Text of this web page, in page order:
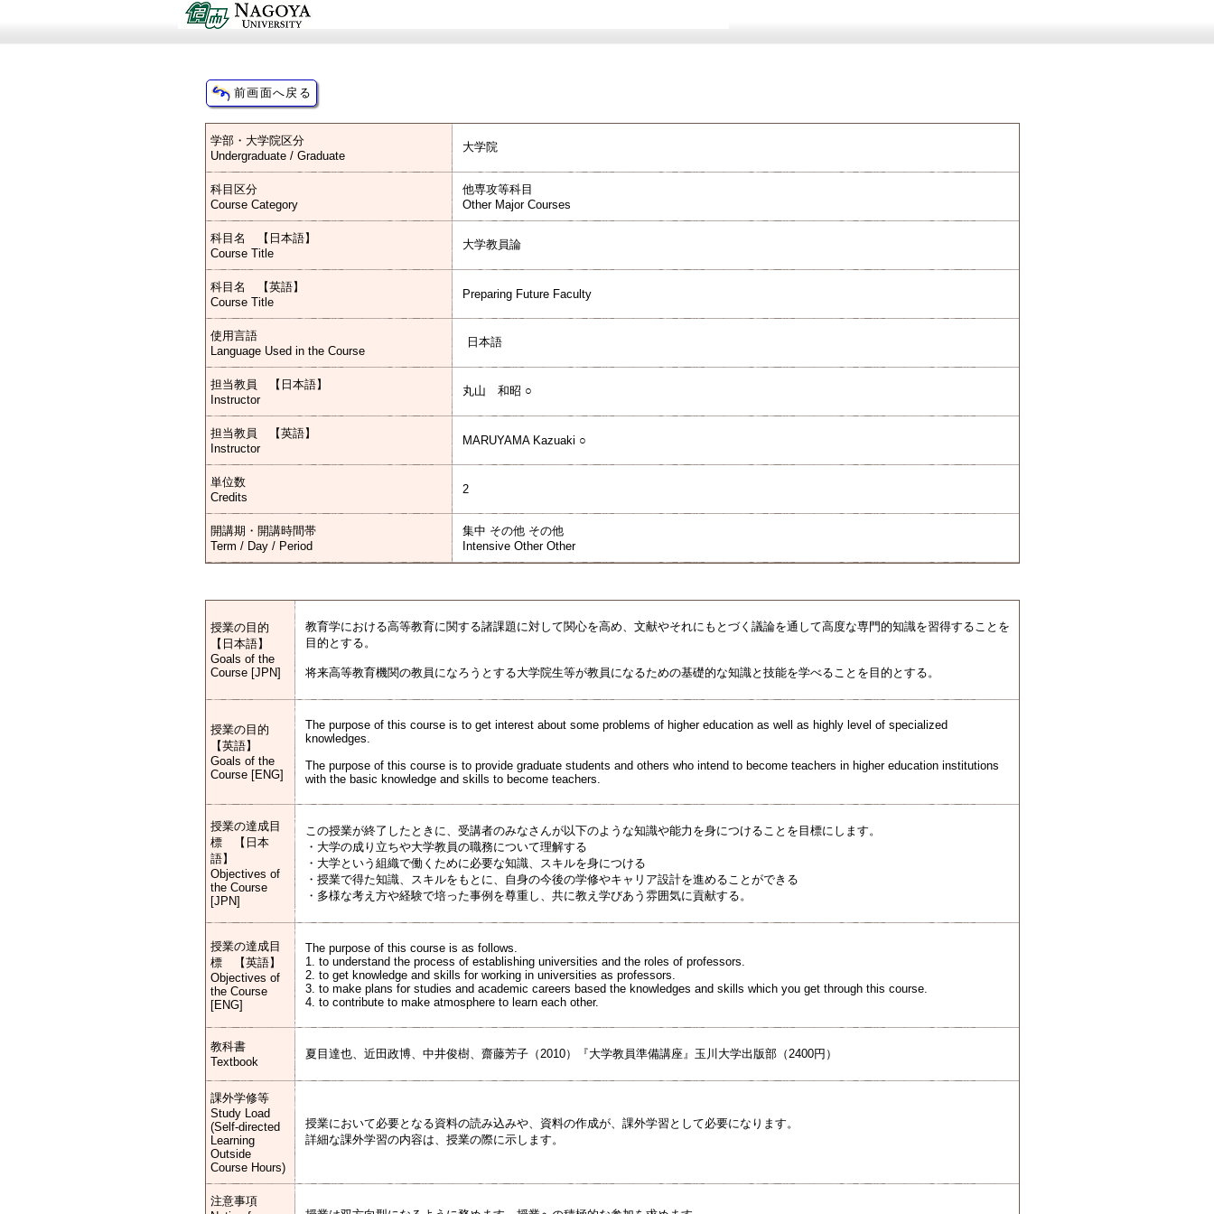
学部・大学院区分
Undergraduate / Graduate
大学院
科目区分
Course Category
他専攻等科目
Other Major Courses
科目名 【日本語】
Course Title
大学教員論
科目名 【英語】
Course Title
Preparing Future Faculty
使用言語
Language Used in the Course
日本語
担当教員 【日本語】
Instructor
丸山 和昭 ○
担当教員 【英語】
Instructor
MARUYAMA Kazuaki ○
単位数
Credits
2
開講期・開講時間帯
Term / Day / Period
集中 その他 その他
Intensive Other Other
授業の目的
【日本語】
Goals of the
Course [JPN]
教育学における高等教育に関する諸課題に対して関心を高め、文献やそれにもとづく議論を通して高度な専門的知識を習得することを
目的とする。
将来高等教育機関の教員になろうとする大学院生等が教員になるための基礎的な知識と技能を学べることを目的とする。
授業の目的
【英語】
Goals of the
Course [ENG]
The purpose of this course is to get interest about some problems of higher education as well as highly level of specialized
knowledges.
The purpose of this course is to provide graduate students and others who intend to become teachers in higher education institutions
with the basic knowledge and skills to become teachers.
授業の達成目
標 【日本
語】
Objectives of
the Course
[JPN]
この授業が終了したときに、受講者のみなさんが以下のような知識や能力を身につけることを目標にします。
・大学の成り立ちや大学教員の職務について理解する
・大学という組織で働くために必要な知識、スキルを身につける
・授業で得た知識、スキルをもとに、自身の今後の学修やキャリア設計を進めることができる
・多様な考え方や経験で培った事例を尊重し、共に教え学びあう雰囲気に貢献する。
授業の達成目
標 【英語】
Objectives of
the Course
[ENG]
The purpose of this course is as follows.
1. to understand the process of establishing universities and the roles of professors.
2. to get knowledge and skills for working in universities as professors.
3. to make plans for studies and academic careers based the knowledges and skills which you get through this course.
4. to contribute to make atmosphere to learn each other.
教科書
Textbook
夏目達也、近田政博、中井俊樹、齋藤芳子（2010）『大学教員準備講座』玉川大学出版部（2400円）
課外学修等
Study Load
(Self-directed
Learning
Outside
Course Hours)
授業において必要となる資料の読み込みや、資料の作成が、課外学習として必要になります。
詳細な課外学習の内容は、授業の際に示します。
注意事項